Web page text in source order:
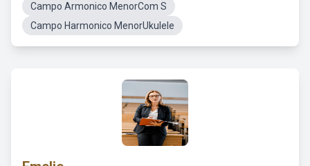
Campo Armonico MenorCom S
Campo Harmonico MenorUkulele